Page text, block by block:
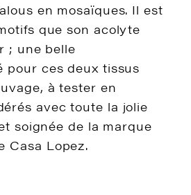
en mosaïques. Il est
que son acolyte
; une belle
pour ces deux tissus
à tester en
avec toute la jolie
soignée de la marque
Casa Lopez.